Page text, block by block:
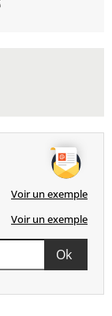
Voir un exemple
Voir un exemple